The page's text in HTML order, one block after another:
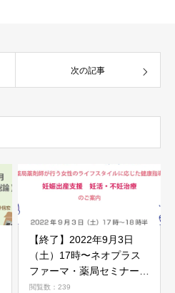
次の記事
【終了】2022年9月3日
（土）17時〜ネオプラス
ファーマ・薬局セミナー
（女性のライフスタイルに
閲覧数：239